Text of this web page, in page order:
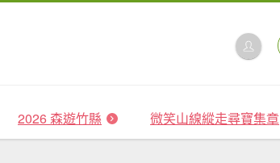
2026 森遊竹縣 微笑山線縱走尋寶集章